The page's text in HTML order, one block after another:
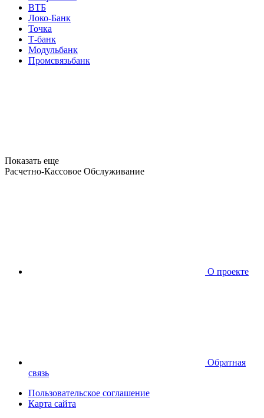
ВТБ
Локо-Банк
Точка
Т-банк
Модульбанк
Промсвязьбанк
Показать еще
Расчетно-Кассовое Обслуживание
О проекте
Обратная
связь
Пользовательское соглашение
Карта сайта